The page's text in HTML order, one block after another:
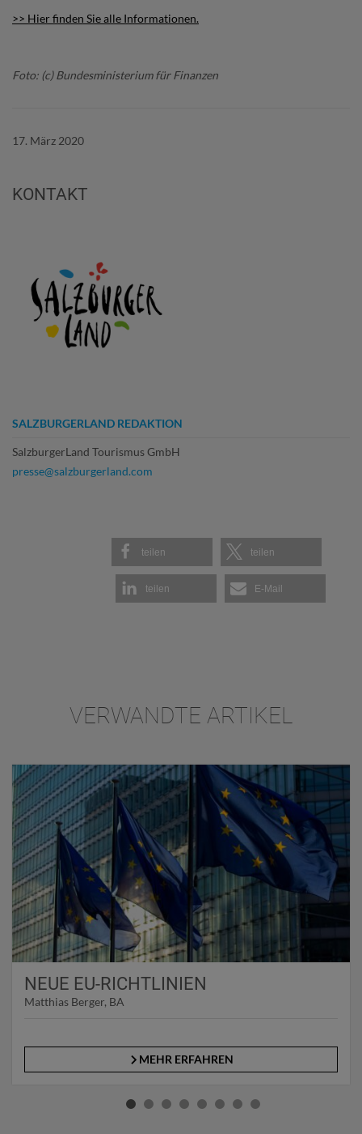
>> Hier finden Sie alle Informationen.
Foto: (c) Bundesministerium für Finanzen
17. März 2020
KONTAKT
SALZBURGERLAND REDAKTION
SalzburgerLand Tourismus GmbH
presse@salzburgerland.com
teilen teilen
teilen E-Mail
VERWANDTE ARTIKEL
NEUE EU-RICHTLINIEN
Matthias Berger, BA
MEHR ERFAHREN